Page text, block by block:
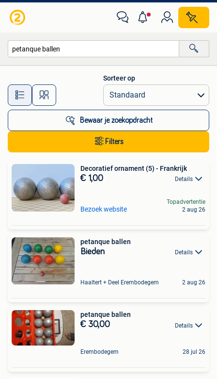
Alle afstanden…
Sorteer op
Bewaar je zoekopdracht
Filters
Decoratief ornament (5) - Frankrijk
€ 1,00 Details
Bezoek website
Topadvertentie
2 aug 26
petanque ballen
Bieden Details
Haaltert + Deel Erembodegem 2 aug 26
petanque ballen
€ 30,00 Details
Erembodegem 28 jul 26